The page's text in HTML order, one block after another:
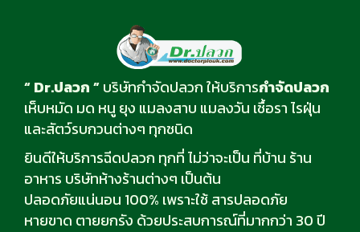
“ Dr.ปลวก ”บริษัทกำจัดปลวก ให้บริการกำจัดปลวก
เห็บหมัด มด หนู ยุง แมลงสาบ แมลงวัน เชื้อรา ไรฝุ่น
และสัตว์รบกวนต่างๆ ทุกชนิด
ยินดีให้บริการฉีดปลวก ทุกที่ ไม่ว่าจะเป็น ที่บ้าน ร้าน
อาหาร บริษัทห้างร้านต่างๆ เป็นต้น
ปลอดภัยแน่นอน 100% เพราะใช้ สารปลอดภัย
หายขาด ตายยกรัง ด้วยประสบการณ์ที่มากกว่า 30 ปี